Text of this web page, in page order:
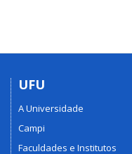
UFU
A Universidade
Campi
Faculdades e Institutos